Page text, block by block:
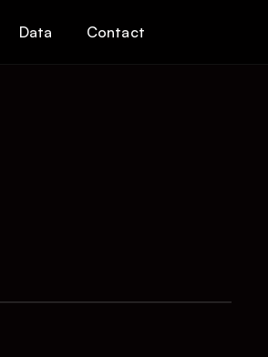
Data Contact